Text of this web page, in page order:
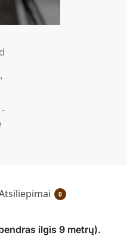
0
ilgis 9 metrų).